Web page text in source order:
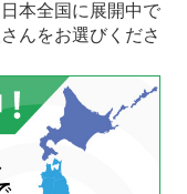
本全国に展開中で
んをお選びくださ